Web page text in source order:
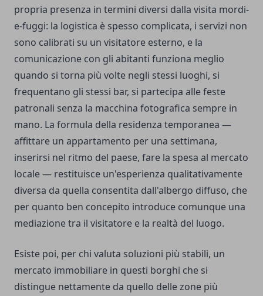
propria presenza in termini diversi dalla visita mordi-
e-fuggi: la logistica è spesso complicata, i servizi non
sono calibrati su un visitatore esterno, e la
comunicazione con gli abitanti funziona meglio
quando si torna più volte negli stessi luoghi, si
frequentano gli stessi bar, si partecipa alle feste
patronali senza la macchina fotografica sempre in
mano. La formula della residenza temporanea —
affittare un appartamento per una settimana,
inserirsi nel ritmo del paese, fare la spesa al mercato
locale — restituisce un'esperienza qualitativamente
diversa da quella consentita dall'albergo diffuso, che
per quanto ben concepito introduce comunque una
mediazione tra il visitatore e la realtà del luogo.
Esiste poi, per chi valuta soluzioni più stabili, un
mercato immobiliare in questi borghi che si
distingue nettamente da quello delle zone più